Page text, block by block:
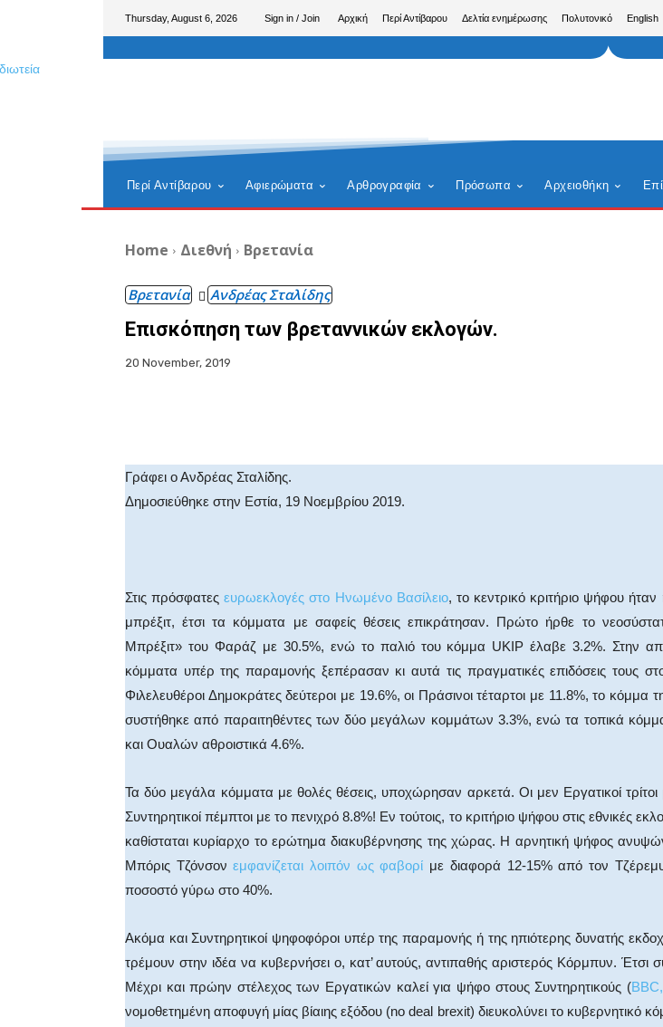
Thursday, August 6, 2026 Sign in / Join Αρχική Περί Αντίβαρου Δελτία ενημέρωσης Πολυτονικό English
Περί Αντίβαρου Αφιερώματα Αρθρογραφία Πρόσωπα Αρχειοθήκη
Home Διεθνή Βρετανία
Βρετανία Ανδρέας Σταλίδης
Επισκόπηση των βρεταννικών εκλογών.
20 November, 2019
Γράφει ο Ανδρέας Σταλίδης.
Δημοσιεύθηκε στην Εστία, 19 Νοεμβρίου 2019.
Στις πρόσφατεςευρωεκλογές στο Ηνωμένο Βασίλειο, το κεντρικό κριτήριο ψήφου
μπρέξιτ, έτσι τα κόμματα με σαφείς θέσεις επικράτησαν. Πρώτο ήρθε το
Μπρέξιτ» του Φαράζ με 30.5%, ενώ το παλιό του κόμμα UKIP έλαβε 3.2%. Στην
κόμματα υπέρ της παραμονής ξεπέρασαν κι αυτά τις πραγματικές επιδόσεις τους
Φιλελευθέροι Δημοκράτες δεύτεροι με 19.6%, οι Πράσινοι τέταρτοι με 11.8%, το κόμμα
συστήθηκε από παραιτηθέντες των δύο μεγάλων κομμάτων 3.3%, ενώ τα τοπικά
και Ουαλών αθροιστικά 4.6%.
Τα δύο μεγάλα κόμματα με θολές θέσεις, υποχώρησαν αρκετά. Οι μεν Εργατικοί τρίτοι
Συντηρητικοί πέμπτοι με το πενιχρό 8.8%! Εν τούτοις, το κριτήριο ψήφου στις εθνικές
καθίσταται κυρίαρχο το ερώτημα διακυβέρνησης της χώρας. Η αρνητική ψήφος
Μπόρις Τζόνσονεμφανίζεται λοιπόν ως φαβορί με διαφορά 12-15% από τον
ποσοστό γύρω στο 40%.
Ακόμα και Συντηρητικοί ψηφοφόροι υπέρ της παραμονής ή της ηπιότερης δυνατής
τρέμουν στην ιδέα να κυβερνήσει ο, κατ’ αυτούς, αντιπαθής αριστερός Κόρμπυν. Έτσι
Μέχρι και πρώην στέλεχος των Εργατικών καλεί για ψήφο στους Συντηρητικούς (
νομοθετημένη αποφυγή μίας βίαιης εξόδου (no deal brexit) διευκολύνει το κυβερνητικό